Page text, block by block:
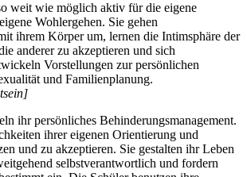
weit wie möglich aktiv für die eigene
Wohlergehen. Sie gehen
ihrem Körper um, lernen die Intimsphäre der
anderer zu akzeptieren und sich
Vorstellungen zur persönlichen
und Familienplanung.
ihr persönliches Behinderungsmanagement.
ihrer eigenen Orientierung und
und zu akzeptieren. Sie gestalten ihr Leben
selbstverantwortlich und fordern